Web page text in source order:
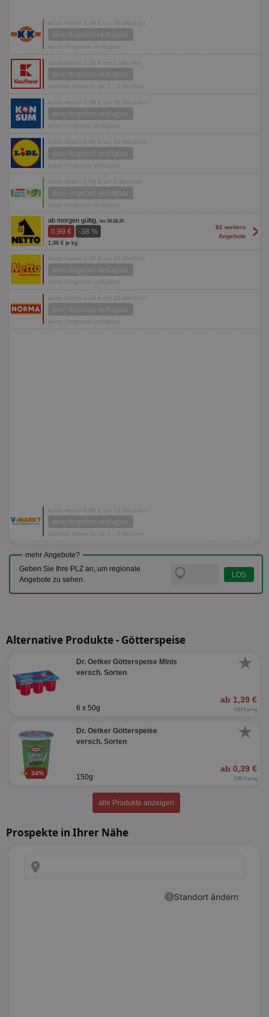
letzte Aktion 1,49 € vor 56 Wochen
kein Angebot verfügbar
keine Prognose verfügbar
letzte Aktion 0,99 € vor 5 Wochen
kein Angebot verfügbar
nächste Aktion in ca. 1 - 2 Wochen
letzte Aktion 0,89 € vor 10 Wochen
kein Angebot verfügbar
keine Prognose verfügbar
letzte Aktion 0,99 € vor 24 Wochen
kein Angebot verfügbar
keine Prognose verfügbar
letzte Aktion 0,99 € vor 2 Wochen
kein Angebot verfügbar
keine Prognose verfügbar
ab morgen gültig, bis 08.08.26
0,99 € -38 %
1,98 € je kg
82 weitere
Angebote
>
letzte Aktion 1,00 € vor 16 Wochen
kein Angebot verfügbar
keine Prognose verfügbar
letzte Aktion 0,99 € vor 45 Wochen
kein Angebot verfügbar
keine Prognose verfügbar
letzte Aktion 0,99 € vor 13 Wochen
kein Angebot verfügbar
nächste Aktion in ca. 1 - 2 Wochen
mehr Angebote?
Geben Sie Ihre PLZ an, um regionale
Angebote zu sehen.
Alternative Produkte - Götterspeise
★
Dr. Oetker Götterspeise Minis
versch. Sorten
ab 1,39 €
6 x 50g 4,63 € je kg
★
34%
Dr. Oetker Götterspeise
versch. Sorten
ab 0,39 €
150g 2,60 € je kg
alle Produkte anzeigen
Prospekte in Ihrer Nähe